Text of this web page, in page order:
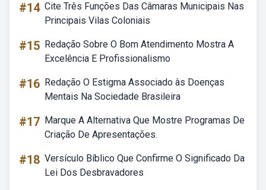
#14 Cite Três Funções Das Câmaras Municipais Nas
Principais Vilas Coloniais
#15 Redação Sobre O Bom Atendimento Mostra A
Excelência E Profissionalismo
#16 Redação O Estigma Associado às Doenças
Mentais Na Sociedade Brasileira
#17 Marque A Alternativa Que Mostre Programas De
Criação De Apresentações.
#18 Versículo Bíblico Que Confirme O Significado Da
Lei Dos Desbravadores